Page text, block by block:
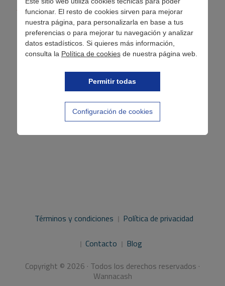
funcionar. El resto de cookies sirven para mejorar
nuestra página, para personalizarla en base a tus
preferencias o para mejorar tu navegación y analizar
datos estadísticos. Si quieres más información,
consulta la Política de cookiesde nuestra página web.
Permitir todas
Configuración de cookies
Navegación
de
entradas
← Minicréditos sí, minicréditos no
Términos y condiciones Política de privacidad
Contacto
Blog
Copyright © 2026 · Todos los derechos reservados ·
Wannacash